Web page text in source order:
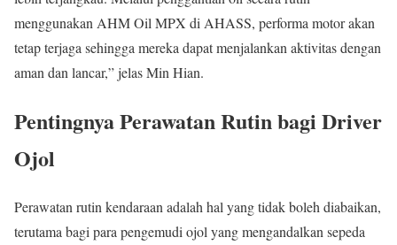
menggunakan AHM Oil MPX di AHASS, performa motor akan
tetap terjaga sehingga mereka dapat menjalankan aktivitas dengan
aman dan lancar,” jelas Min Hian.
Pentingnya Perawatan Rutin bagi Driver
Ojol
Perawatan rutin kendaraan adalah hal yang tidak boleh diabaikan,
terutama bagi para pengemudi ojol yang mengandalkan sepeda